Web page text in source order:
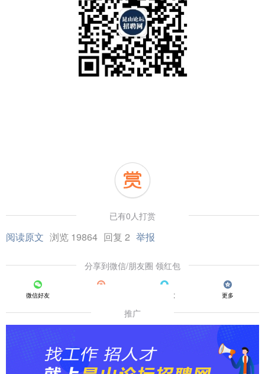
已有0人打赏
阅读原文 浏览 19864 回复 2 举报
分享到微信/朋友圈 领红包
微信好友 QQ好友 更多
推广